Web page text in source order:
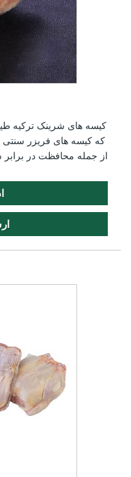
کیسه های شرینک ترکیه
که کیسه های فریزر سنتی
از جمله محافظت در